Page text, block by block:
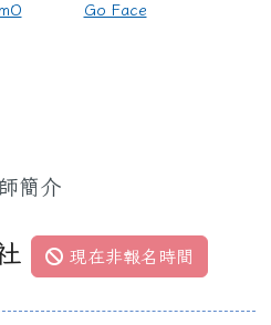
Go Face
簡介
現在非報名時間